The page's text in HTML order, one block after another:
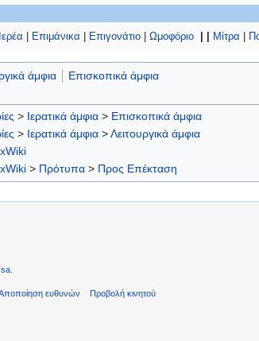
Επιμάνικα Επιγονάτιο Ωμοφόριο Μίτρα
άμφια Επισκοπικά άμφια
> Ιερατικά άμφια > Επισκοπικά άμφια
> Ιερατικά άμφια >Λειτουργικά άμφια
> Πρότυπα > Προς Επέκταση
ευθυνών Προβολή κινητού